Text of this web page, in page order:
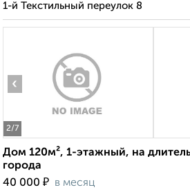
1-й Текстильный переулок 8
2/7
‹
Дом 120м², 1-этажный, на
города
40 000 ₽ в месяц